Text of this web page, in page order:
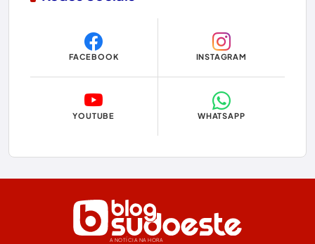
Dom Basílio
Economia
Educação
Eleições 2024
Encruzilhada
FACEBOOK INSTAGRAM
YOUTUBE WHATSAPP
A NOTÍCIA NA HORA